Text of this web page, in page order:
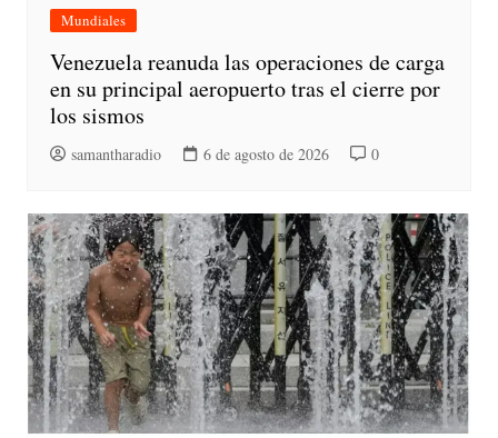
Mundiales
Venezuela reanuda las operaciones de carga
en su principal aeropuerto tras el cierre por
los sismos
samantharadio 6 de agosto de 2026 0